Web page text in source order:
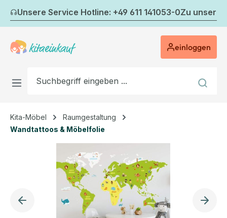
Zum Hauptinhalt springen
Unsere Service Hotline: +49 611 141053-0Zu
einloggen
Kita-Möbel
Raumgestaltung
Wandtattoos & Möbelfolie